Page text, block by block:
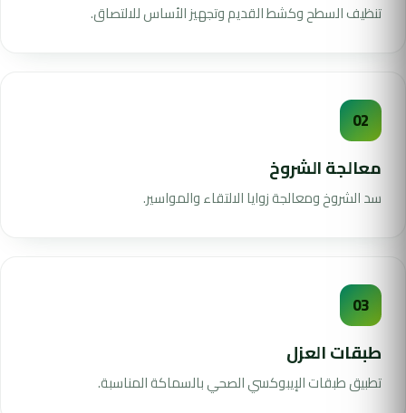
تنظيف السطح وكشط القديم وتجهيز الأساس للالتصاق.
02
معالجة الشروخ
سد الشروخ ومعالجة زوايا الالتقاء والمواسير.
03
طبقات العزل
تطبيق طبقات الإيبوكسي الصحي بالسماكة المناسبة.